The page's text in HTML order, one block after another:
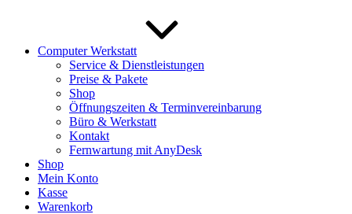
Computer Werkstatt
Service & Dienstleistungen
Preise & Pakete
Shop
Öffnungszeiten & Terminvereinbarung
Büro & Werkstatt
Kontakt
Fernwartung mit AnyDesk
Shop
Mein Konto
Kasse
Warenkorb